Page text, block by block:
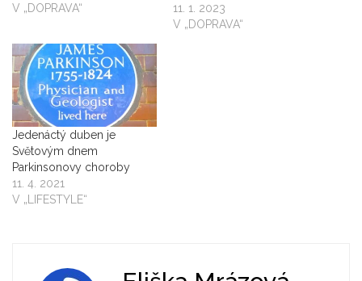
V „DOPRAVA“
11. 1. 2023
V „DOPRAVA“
Jedenáctý duben je
Světovým dnem
Parkinsonovy choroby
11. 4. 2021
V „LIFESTYLE“